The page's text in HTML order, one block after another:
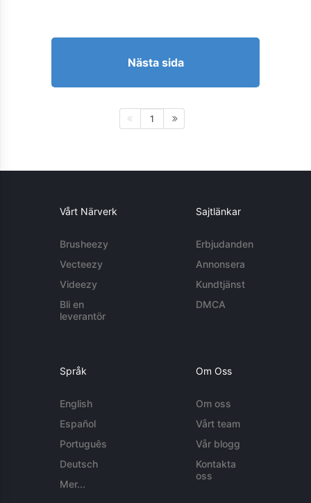
Nästa sida
1
Vårt Närverk
Brusheezy
Vecteezy
Videezy
Bli en
leverantör
Sajtlänkar
Erbjudanden
Annonsera
Kundtjänst
DMCA
Språk
English
Español
Português
Deutsch
Mer...
Om Oss
Om oss
Vårt team
Vår blogg
Kontakta
oss